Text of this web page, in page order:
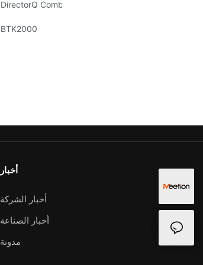
دليل مستخدم DirectorQ Combo
دليل مستخدم BTK2000
أخبار
أخبار الشركة
أخبار الصناعة
مدونة